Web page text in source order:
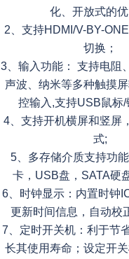
化、开放式的优
2、支持HDMI/V-BY-
切换；
3、输入功能： 支持电阻
声波、纳米等多种触摸
控输入,支持USB鼠标/
4、支持开机横屏和竖屏
式;
5、多存储介质支持功
卡，USB盘，SATA硬
6、时钟显示：内置时钟
更新时间信息，自动校
7、定时开关机：利于节
长其使用寿命；设定开